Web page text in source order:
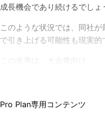
成長機会であり続けるでしょ
このような状況では、同社
で引き上げる可能性も現実的
この水準は、大企業向け
Pro Plan専用コンテンツ